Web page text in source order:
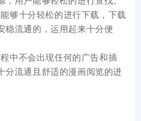
够十分轻松的进行下载，下载
稳流通的，运用起来十分便
中不会出现任何的广告和插
分流通且舒适的漫画阅览的进